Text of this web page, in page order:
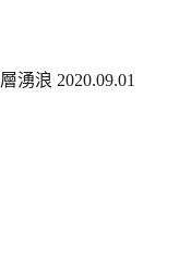
湧浪 2020.09.01